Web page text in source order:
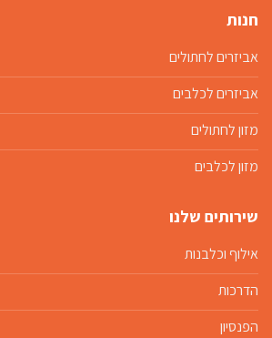
חנות
אביזרים לחתולים
אביזרים לכלבים
מזון לחתולים
מזון לכלבים
שירותים שלנו
אילוף וכלבנות
הדרכות
הפנסיון